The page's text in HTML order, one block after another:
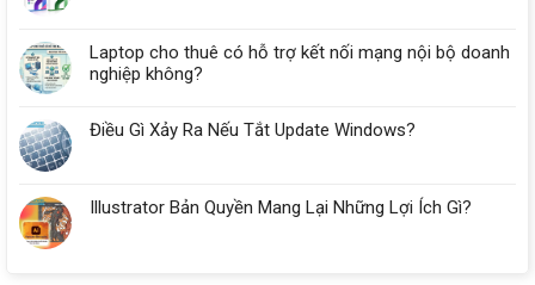
Laptop cho thuê có hỗ trợ kết nối mạng nội bộ doanh
nghiệp không?
Điều Gì Xảy Ra Nếu Tắt Update Windows?
Illustrator Bản Quyền Mang Lại Những Lợi Ích Gì?